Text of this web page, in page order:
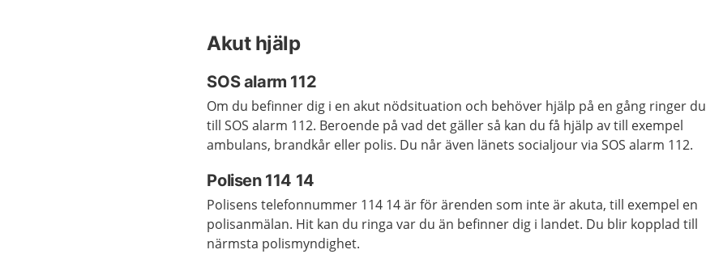
Akut hjälp
SOS alarm 112
Om du befinner dig i en akut nödsi­tu­a­tion och be­hö­ver hjälp på en gång ringer du
till SOS alarm 112. Be­ro­en­de på vad det gäl­ler så kan du få hjälp av till ex­em­pel
am­bu­lans, brand­kår el­ler po­lis. Du når även länets socialjour via SOS alarm 112.
Polisen 114 14
Polisens telefonnummer 114 14 är för ärenden som inte är akuta, till exempel en
polisanmälan. Hit kan du ringa var du än befinner dig i landet. Du blir kopplad till
närmsta polismyndighet.